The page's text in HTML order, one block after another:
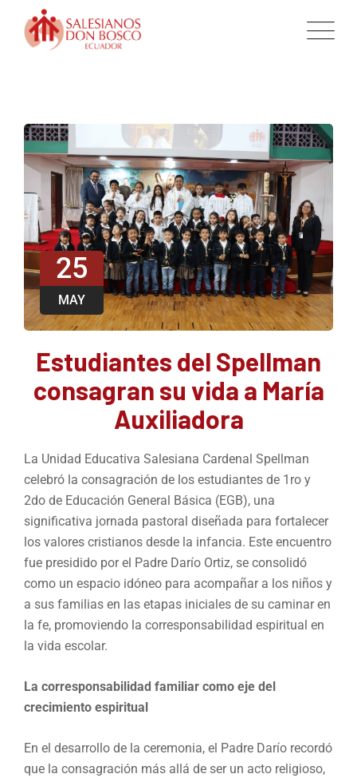
25
MAY
Estudiantes del Spellman
consagran su vida a María
Auxiliadora
La Unidad Educativa Salesiana Cardenal Spellman
celebró la consagración de los estudiantes de 1ro y
2do de Educación General Básica (EGB), una
significativa jornada pastoral diseñada para fortalecer
los valores cristianos desde la infancia. Este encuentro
fue presidido por el Padre Darío Ortiz, se consolidó
como un espacio idóneo para acompañar a los niños y
a sus familias en las etapas iniciales de su caminar en
la fe, promoviendo la corresponsabilidad espiritual en
la vida escolar.
La corresponsabilidad familiar como eje del
crecimiento espiritual
En el desarrollo de la ceremonia, el Padre Darío recordó
que la consagración más allá de ser un acto religioso,